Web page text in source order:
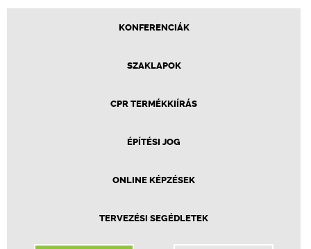
KONFERENCIÁK
SZAKLAPOK
CPR TERMÉKKIÍRÁS
ÉPÍTÉSI JOG
ONLINE KÉPZÉSEK
TERVEZÉSI SEGÉDLETEK